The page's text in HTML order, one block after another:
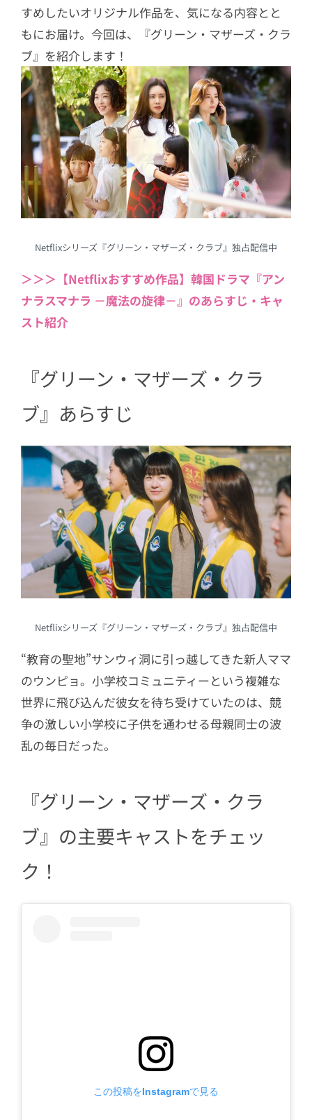
すめしたいオリジナル作品を、気になる内容とと
もにお届け。今回は、『グリーン・マザーズ・クラ
ブ』を紹介します！
Netflixシリーズ『グリーン・マザーズ・クラブ』独占配信中
＞＞＞【Netflixおすすめ作品】韓国ドラマ『アン
ナラスマナラ －魔法の旋律－』のあらすじ・キャ
スト紹介
『グリーン・マザーズ・クラ
ブ』あらすじ
Netflixシリーズ『グリーン・マザーズ・クラブ』独占配信中
“教育の聖地”サンウィ洞に引っ越してきた新人ママ
のウンピョ。小学校コミュニティーという複雑な
世界に飛び込んだ彼女を待ち受けていたのは、競
争の激しい小学校に子供を通わせる母親同士の波
乱の毎日だった。
『グリーン・マザーズ・クラ
ブ』の主要キャストをチェッ
ク！
この投稿をInstagramで見る